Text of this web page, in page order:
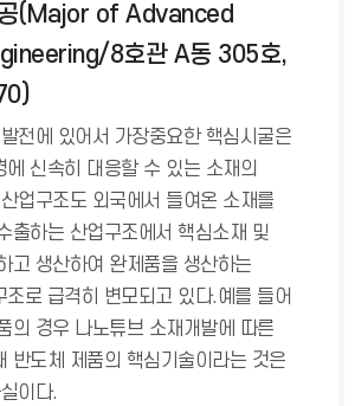
(Major of Advanced
8호관 A동 305호,
전에 있어서 가장중요한 핵심시굴은
에 신속히 대응할 수 있는 소재의
업구조도 외국에서 들여온 소재를
출하는 산업구조에서 핵심소재 및
고 생산하여 완제품을 생산하는
조로 급격히 변모되고 있다.예를 들어
의 경우 나노튜브 소재개발에 따른
반도체 제품의 핵심기술이라는 것은
이다.